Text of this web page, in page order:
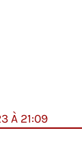
À 21:09